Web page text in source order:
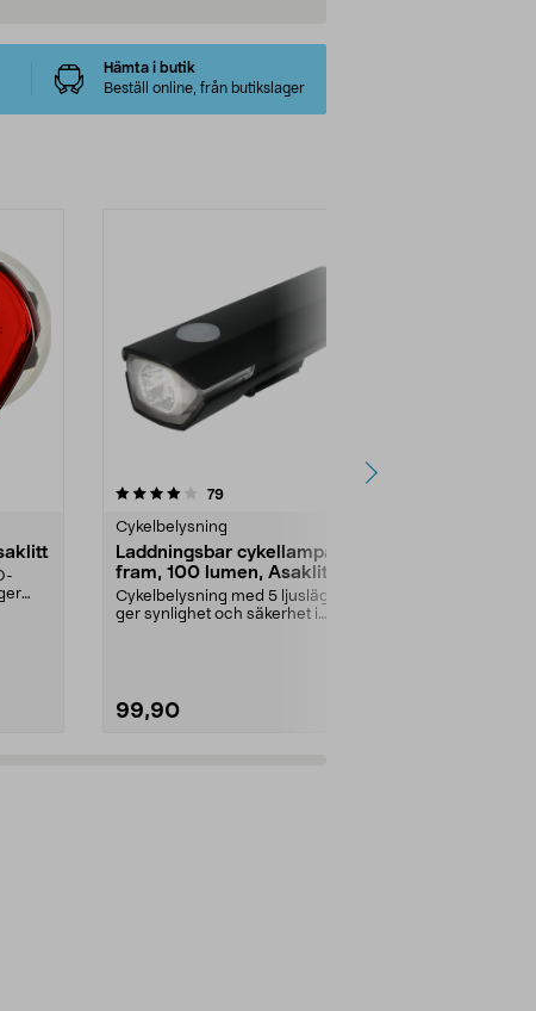
Hämta i butik
Beställ online, från butikslager
79recensioner
Cykelbelysning
Laddningsbar cykellampa
fram, 100 lumen, Asaklitt
Cykelbelysning med 5 ljuslägen –
ger synlighet och säkerhet i
99,90
4.5 av 5 stjärnor